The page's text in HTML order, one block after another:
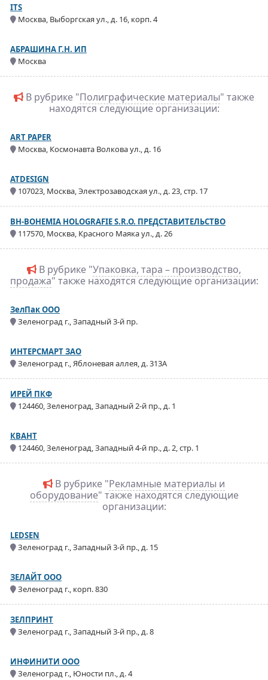
ITS
Москва, Выборгская ул., д. 16, корп. 4
АБРАШИНА Г.Н. ИП
Москва
В рубрике "Полиграфические материалы" также
находятся следующие организации:
ART PAPER
Москва, Космонавта Волкова ул., д. 16
ATDESIGN
107023, Москва, Электрозаводская ул., д. 23, стр. 17
BH-BOHEMIA HOLOGRAFIE S.R.O. ПРЕДСТАВИТЕЛЬСТВО
117570, Москва, Красного Маяка ул., д. 26
В рубрике "Упаковка, тара – производство,
продажа" также находятся следующие организации:
ЗелПак ООО
Зеленоград г., Западный 3-й пр.
ИНТЕРСМАРТ ЗАО
Зеленоград г., Яблоневая аллея, д. 313А
ИРЕЙ ПКФ
124460, Зеленоград, Западный 2-й пр., д. 1
КВАНТ
124460, Зеленоград, Западный 4-й пр., д. 2, стр. 1
В рубрике "Рекламные материалы и
оборудование" также находятся следующие
организации:
LEDSEN
Зеленоград г., Западный 3-й пр., д. 15
ЗЕЛАЙТ ООО
Зеленоград г., корп. 830
ЗЕЛПРИНТ
Зеленоград г., Западный 3-й пр., д. 8
ИНФИНИТИ ООО
Зеленоград г., Юности пл., д. 4